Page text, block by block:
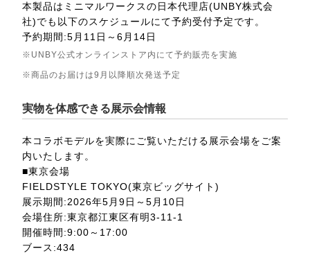
本製品はミニマルワークスの日本代理店(UNBY株式会
社)でも以下のスケジュールにて予約受付予定です。
予約期間:5月11日～6月14日
※UNBY公式オンラインストア内にて予約販売を実施
※商品のお届けは9月以降順次発送予定
実物を体感できる展示会情報
本コラボモデルを実際にご覧いただける展示会場をご案
内いたします。
■東京会場
FIELDSTYLE TOKYO(東京ビッグサイト)
展示期間:2026年5月9日～5月10日
会場住所:東京都江東区有明3-11-1
開催時間:9:00～17:00
ブース:434